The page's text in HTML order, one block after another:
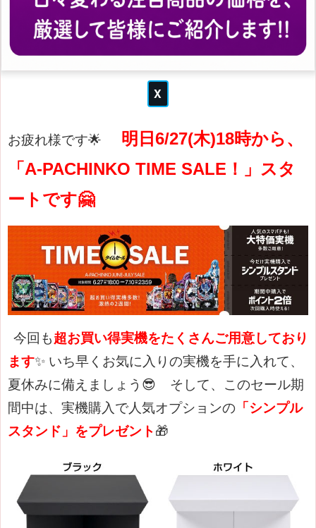
お疲れ様です🌟
明日6/27(木)18時から、
「A-PACHINKO TIME SALE！」スタ
ートです🤗
今回も超お買い得実機をたくさんご用意しており
ます✨ いち早くお気に入りの実機を手に入れて、
夏休みに備えましょう😎
そして、このセール期
間中は、実機購入で人気オプションの 「シンプル
スタンド」をプレゼント🎁